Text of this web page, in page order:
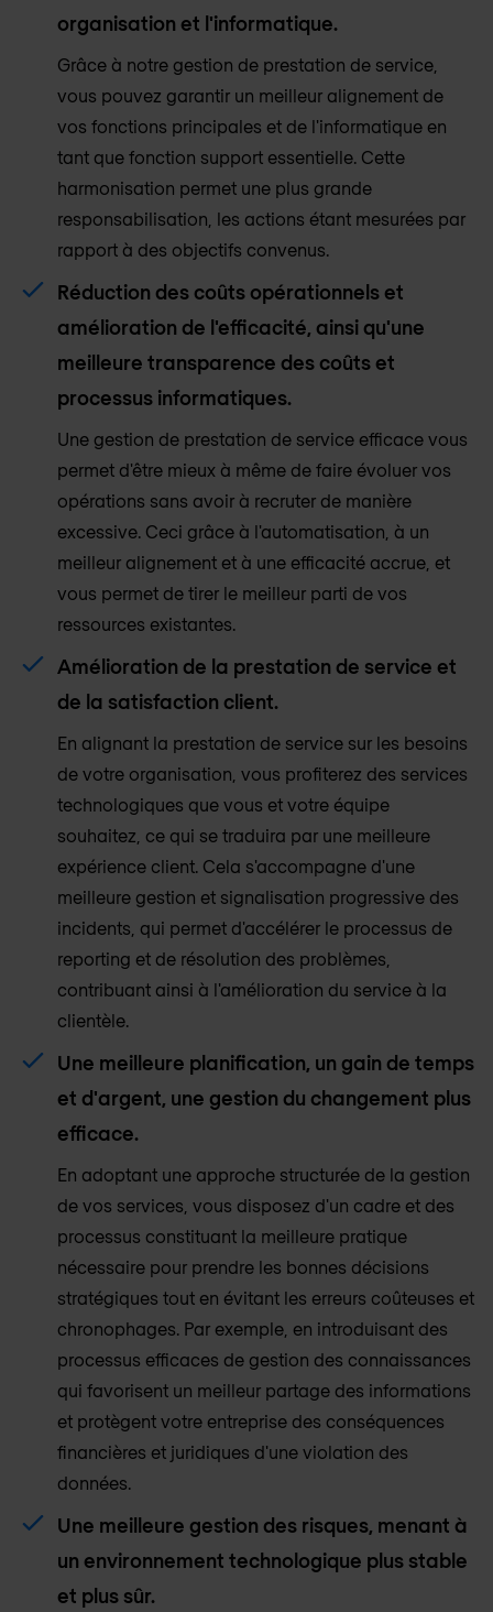
organisation et l'informatique.
Grâce à notre gestion de prestation de service,
vous pouvez garantir un meilleur alignement de
vos fonctions principales et de l'informatique en
tant que fonction support essentielle. Cette
harmonisation permet une plus grande
responsabilisation, les actions étant mesurées par
rapport à des objectifs convenus.
Réduction des coûts opérationnels et
amélioration de l'efficacité, ainsi qu'une
meilleure transparence des coûts et
processus informatiques.
Une gestion de prestation de service efficace vous
permet d'être mieux à même de faire évoluer vos
opérations sans avoir à recruter de manière
excessive. Ceci grâce à l'automatisation, à un
meilleur alignement et à une efficacité accrue, et
vous permet de tirer le meilleur parti de vos
ressources existantes.
Amélioration de la prestation de service et
de la satisfaction client.
En alignant la prestation de service sur les besoins
de votre organisation, vous profiterez des services
technologiques que vous et votre équipe
souhaitez, ce qui se traduira par une meilleure
expérience client. Cela s'accompagne d'une
meilleure gestion et signalisation progressive des
incidents, qui permet d'accélérer le processus de
reporting et de résolution des problèmes,
contribuant ainsi à l'amélioration du service à la
clientèle.
Une meilleure planification, un gain de temps
et d'argent, une gestion du changement plus
efficace.
En adoptant une approche structurée de la gestion
de vos services, vous disposez d'un cadre et des
processus constituant la meilleure pratique
nécessaire pour prendre les bonnes décisions
stratégiques tout en évitant les erreurs coûteuses et
chronophages. Par exemple, en introduisant des
processus efficaces de gestion des connaissances
qui favorisent un meilleur partage des informations
et protègent votre entreprise des conséquences
financières et juridiques d'une violation des
données.
Une meilleure gestion des risques, menant à
un environnement technologique plus stable
et plus sûr.